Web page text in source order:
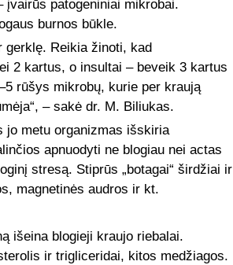
įvairūs patogeniniai mikrobai.
burnos būkle.
gerklę. Reikia žinoti, kad
2 kartus, o insultai – beveik 3 kartus
rūšys mikrobų, kurie per kraują
– sakė dr. M. Biliukas.
jo metu organizmas išskiria
apnuodyti ne blogiau nei actas
stresą. Stiprūs „botagai“ širdžiai ir
magnetinės audros ir kt.
išeina blogieji kraujo riebalai.
ir trigliceridai, kitos medžiagos.